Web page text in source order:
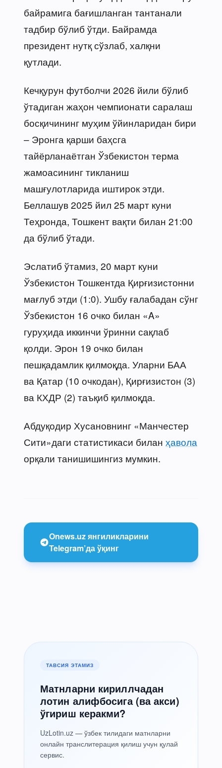
байрамига бағишланган тантанали
тадбир бўлиб ўтди. Байрамда
президент нутқ сўзлаб, халқни
қутлади.
Кечқурун футболчи 2026 йили бўлиб
ўтадиган жаҳон чемпионати саралаш
босқичининг муҳим ўйинларидан бири
– Эронга қарши баҳсга
тайёрланаётган Ўзбекистон терма
жамоасининг тикланиш
машғулотларида иштирок этди.
Беллашув 2025 йил 25 март куни
Теҳронда, Тошкент вақти билан 21:00
да бўлиб ўтади.
Эслатиб ўтамиз, 20 март куни
Ўзбекистон Тошкентда Қирғизистонни
мағлуб этди (1:0). Ушбу ғалабадан сўнг
Ўзбекистон 16 очко билан «A»
гуруҳида иккинчи ўринни сақлаб
қолди. Эрон 19 очко билан
пешқадамлик қилмоқда. Уларни БАА
ва Қатар (10 очкодан), Қирғизистон (3)
ва КХДР (2) таъқиб қилмоқда.
Абдуқодир Хусановнинг «Манчестер
Сити»даги статистикаси билан ҳавола
орқали танишишингиз мумкин.
Onews.uz янгиликларини
Telegram’да ўқинг
ТАВСИЯ ЭТАМИЗ
Матнларни кириллчадан
лотин алифбосига (ва акси)
ўгириш керакми?
UzLotin.uz — ўзбек тилидаги матнларни
онлайн транслитерация қилиш учун қулай
сервис.